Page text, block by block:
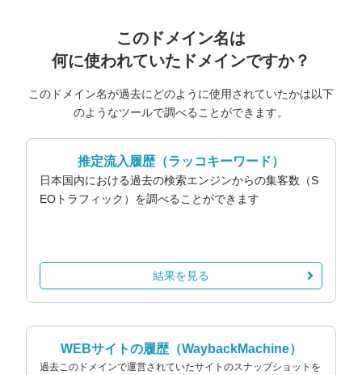
このドメイン名は
何に使われていたドメインですか？
このドメイン名が過去にどのように使用されていたかは以下
のようなツールで調べることができます。
推定流入履歴（ラッコキーワード）
日本国内における過去の検索エンジンからの集客数（S
EOトラフィック）を調べることができます
結果を見る
WEBサイトの履歴（WaybackMachine）
過去このドメインで運営されていたサイトのスナップショットを